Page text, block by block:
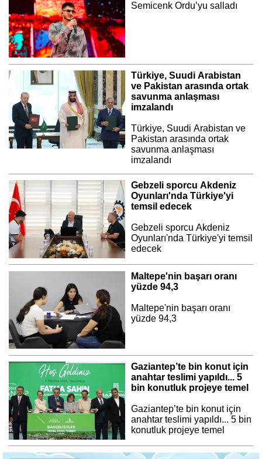
Semicenk Ordu’yu salladı
Türkiye, Suudi Arabistan
ve Pakistan arasında ortak
savunma anlaşması
imzalandı
Türkiye, Suudi Arabistan ve
Pakistan arasında ortak
savunma anlaşması
imzalandı
Gebzeli sporcu Akdeniz
Oyunları'nda Türkiye'yi
temsil edecek
Gebzeli sporcu Akdeniz
Oyunları'nda Türkiye'yi temsil
edecek
Maltepe'nin başarı oranı
yüzde 94,3
Maltepe'nin başarı oranı
yüzde 94,3
Gaziantep’te bin konut için
anahtar teslimi yapıldı... 5
bin konutluk projeye temel
Gaziantep’te bin konut için
anahtar teslimi yapıldı... 5 bin
konutluk projeye temel